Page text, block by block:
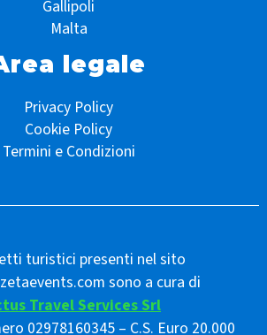
Gallipoli
Malta
legale
Privacy Policy
Cookie Policy
Termini e Condizioni
turistici presenti nel sito
sono a cura di
Travel Services Srl
02978160345 – C.S. Euro 20.000